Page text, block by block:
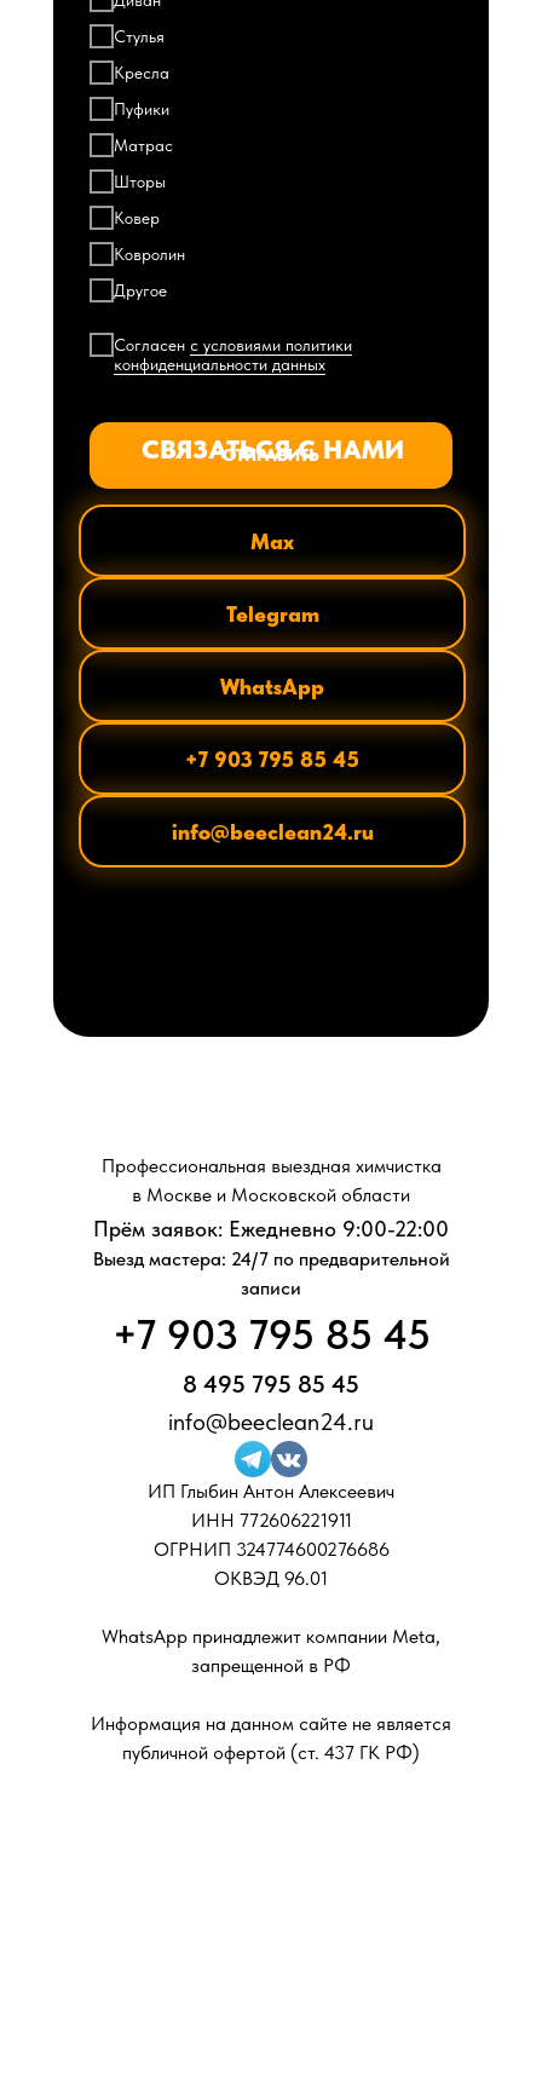
Стулья
Кресла
Пуфики
Матрас
Шторы
Ковер
Ковролин
Другое
Согласен с условиями политики
конфиденциальности данных
ОТПРАВИТЬ
Max
Telegram
WhatsApp
+7 903 795 85 45
info@beeclean24.ru
СВЯЗАТЬСЯ С НАМИ
Профессиональная выездная химчистка
в Москве и Московской области
Прём заявок: Ежедневно 9:00-22:00
Выезд мастера: 24/7 по предварительной
записи
+7 903 795 85 45
8 495 795 85 45
info@beeclean24.ru
ИП Глыбин Антон Алексеевич
ОГРНИП 324774600276686
ОКВЭД 96.01
WhatsApp принадлежит компании Meta,
запрещенной в РФ